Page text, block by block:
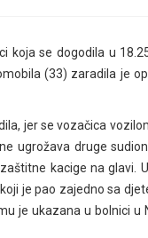
koja se dogodila u
(33) zaradila je
jer se vozačica
ugrožava druge
kacige na glavi.
je pao zajedno sa
je ukazana u bolnici u